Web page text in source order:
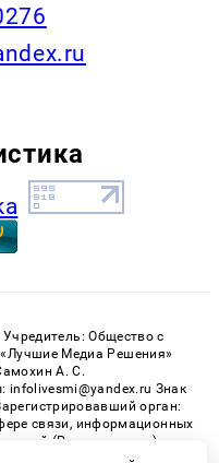
Общество с
Медиа Решения»
А. С.
infolivesmi@yandex.ru Знак
орган:
связи, информационных
(Роскомнадзор)
77 - 82535 от 21.01.2022